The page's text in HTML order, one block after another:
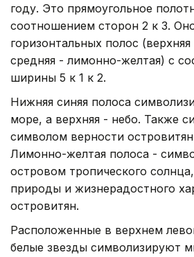
году. Это прямоугольное
соотношением сторон 2 к 3.
горизонтальных полос
средняя - лимонно-желтая) с
ширины 5 к 1 к 2.
Нижняя синяя полоса
море, а верхняя - небо. Также
символом верности
Лимонно-желтая полоса -
островом тропического
природы и жизнерадостного
островитян.
Расположенные в верхнем
белые звезды символизируют